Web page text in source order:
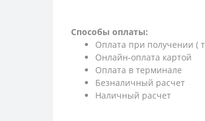
Способы оплаты:
Оплата при получении (
Онлайн-оплата картой
Оплата в терминале
Безналичный расчет
Наличный расчет